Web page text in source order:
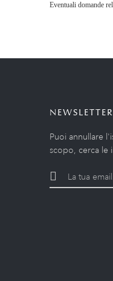
Eventuali domande
NEWSLETTER
Puoi annullare
scopo, cerca le